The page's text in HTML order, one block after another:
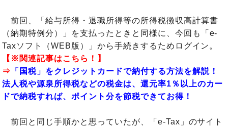
前回、「給与所得・退職所得等の所得税徴収高計算書
（納期特例分）」を支払ったときと同様に、今回も「e-
Taxソフト（WEB版）」から手続きするためログイン。
【※関連記事はこちら！】
⇒ 「国税」をクレジットカードで納付する方法を解説！
法人税や源泉所得税などの税金は、還元率1％以上のカー
ドで納税すれば、ポイント分を節税できてお得！
前回と同じ手順かと思っていたが、「e-Tax」のサイト